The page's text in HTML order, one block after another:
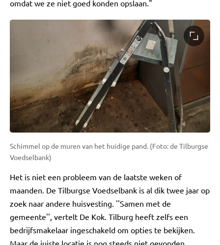
omdat we ze niet goed konden opslaan."
Schimmel op de muren van het huidige pand. (Foto: de Tilburgse
Voedselbank)
Het is niet een probleem van de laatste weken of
maanden. De Tilburgse Voedselbank is al dik twee jaar op
zoek naar andere huisvesting. ''Samen met de
gemeente'', vertelt De Kok. Tilburg heeft zelfs een
bedrijfsmakelaar ingeschakeld om opties te bekijken.
Maar de juiste locatie is nog steeds niet gevonden.